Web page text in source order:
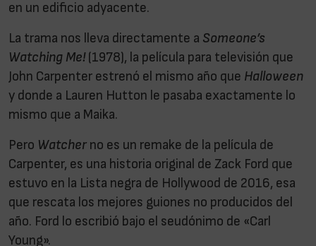
en un edificio adyacente.
La trama nos lleva directamente a Someone’s
Watching Me!(1978), la película para televisión que
John Carpenter estrenó el mismo año que Halloween
y donde a Lauren Hutton le pasaba exactamente lo
mismo que a Maika.
Pero Watcher no es un remake de la película de
Carpenter, es una historia original de Zack Ford que
estuvo en la Lista negra de Hollywood de 2016, esa
que rescata los mejores guiones no producidos del
año. Ford lo escribió bajo el seudónimo de «Carl
Young».